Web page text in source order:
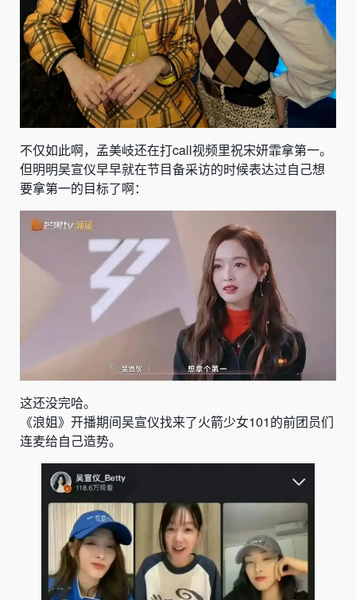
不仅如此啊，孟美岐还在打call视频里祝宋妍霏拿第一。
但明明吴宣仪早早就在节目备采访的时候表达过自己想
要拿第一的目标了啊：
这还没完哈。
《浪姐》开播期间吴宣仪找来了火箭少女101的前团员们
连麦给自己造势。